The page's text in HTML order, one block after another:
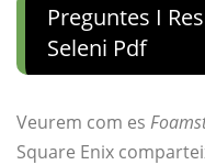
Preguntes I
Seleni Pdf
Veurem com es
Square Enix